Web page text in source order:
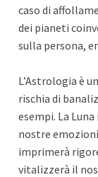
caso di
dei pianeti
sulla persona,
L’Astrologia è
rischia di
esempi. La
nostre
imprimerà
vitalizzerà il